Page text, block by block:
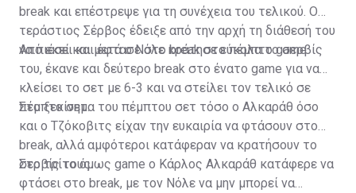
break και επέστρεψε για τη συνέχεια του τελικού. Ο
τεράστιος Σέρβος έδειξε από την αρχή τη διάθεσή του
να πιέσει και έφτασε στο break στο πέμπτο game.
Από εκεί και μετά ο Νόλε κράτησε εύκολα το σερβίς
του, έκανε και δεύτερο break στο ένατο game για να
κλείσει το σετ με 6-3 και να στείλει τον τελικό σε
πέμπτο σετ.
Στο ξεκίνημα του πέμπτου σετ τόσο ο Αλκαράθ όσο
και ο Τζόκοβιτς είχαν την ευκαιρία να φτάσουν στο
break, αλλά αμφότεροι κατάφεραν να κρατήσουν το
σερβίς τους.
Στο τρίτο όμως game ο Κάρλος Αλκαράθ κατάφερε να
φτάσει στο break, με τον Νόλε να μην μπορεί να